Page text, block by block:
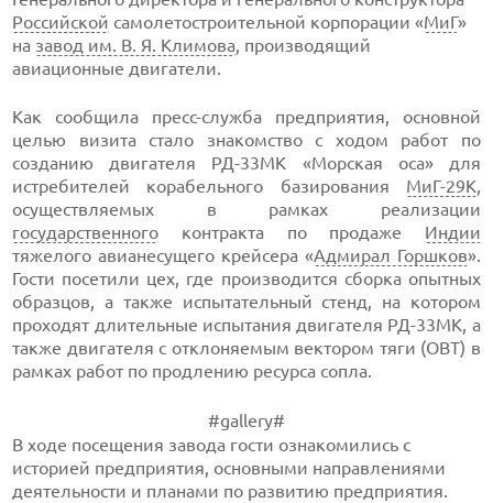
Российской самолетостроительной корпорации «МиГ»
на завод им. В. Я. Климова, производящий
авиационные двигатели.
Как сообщила пресс-служба предприятия, основной
целью визита стало знакомство с ходом работ по
созданию двигателя РД-33МК «Морская оса» для
истребителей корабельного базирования МиГ-29К,
осуществляемых в рамках реализации
государственного контракта по продаже Индии
тяжелого авианесущего крейсера «Адмирал Горшков».
Гости посетили цех, где производится сборка опытных
образцов, а также испытательный стенд, на котором
проходят длительные испытания двигателя РД-33МК, а
также двигателя с отклоняемым вектором тяги (ОВТ) в
рамках работ по продлению ресурса сопла.
#gallery#
В ходе посещения завода гости ознакомились с
историей предприятия, основными направлениями
деятельности и планами по развитию предприятия.